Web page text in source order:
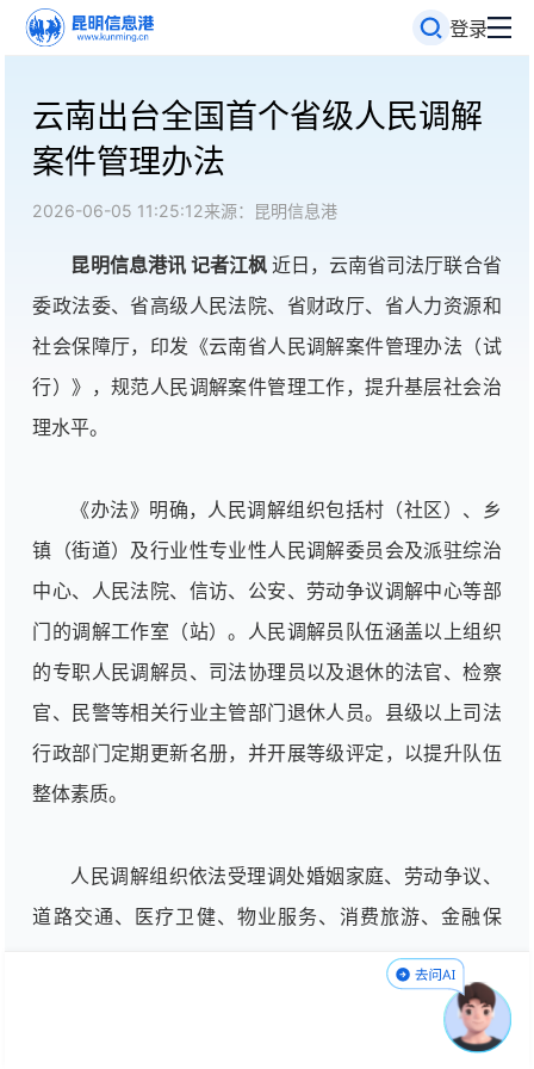
登录
云南出台全国首个省级人民调解
案件管理办法
2026-06-05 11:25:12来源：昆明信息港
昆明信息港讯 记者江枫近日，云南省司法厅联合省
委政法委、省高级人民法院、省财政厅、省人力资源和
社会保障厅，印发《云南省人民调解案件管理办法（试
行）》，规范人民调解案件管理工作，提升基层社会治
理水平。
《办法》明确，人民调解组织包括村（社区）、乡
镇（街道）及行业性专业性人民调解委员会及派驻综治
中心、人民法院、信访、公安、劳动争议调解中心等部
门的调解工作室（站）。人民调解员队伍涵盖以上组织
的专职人民调解员、司法协理员以及退休的法官、检察
官、民警等相关行业主管部门退休人员。县级以上司法
行政部门定期更新名册，并开展等级评定，以提升队伍
整体素质。
人民调解组织依法受理调处婚姻家庭、劳动争议、
道路交通、医疗卫健、物业服务、消费旅游、金融保
险、寄递物流等领域的民间纠纷。鼓励各级综治中心、
人民法院、人民检察院、有关行政机关、仲裁机构等，
将适宜调解的案件委托或移交人民调解组织开展调处，